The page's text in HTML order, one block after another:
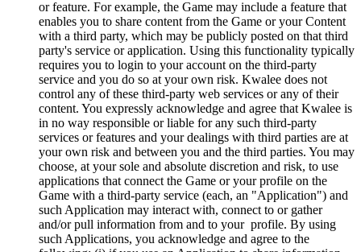
or feature. For example, the Game may include a feature that
enables you to share content from the Game or your Content
with a third party, which may be publicly posted on that third
party's service or application. Using this functionality typically
requires you to login to your account on the third-party
service and you do so at your own risk. Kwalee does not
control any of these third-party web services or any of their
content. You expressly acknowledge and agree that Kwalee is
in no way responsible or liable for any such third-party
services or features and your dealings with third parties are at
your own risk and between you and the third parties. You may
choose, at your sole and absolute discretion and risk, to use
applications that connect the Game or your profile on the
Game with a third-party service (each, an "Application") and
such Application may interact with, connect to or gather
and/or pull information from and to your profile. By using
such Applications, you acknowledge and agree to the